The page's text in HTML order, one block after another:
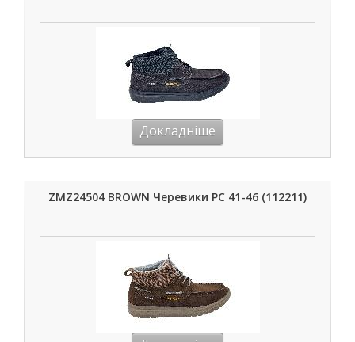
Докладніше
ZMZ24504 BROWN Черевики РС 41-46 (112211)